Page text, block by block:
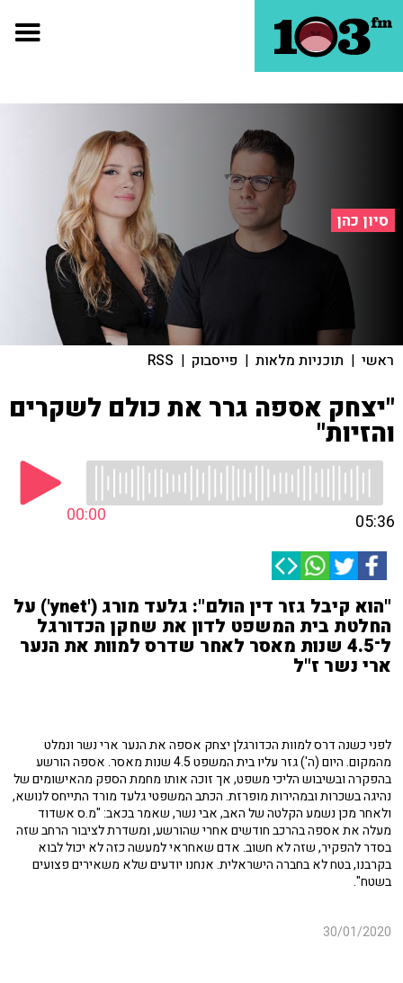
סיון כהן
ראשי | תוכניות מלאות | פייסבוק |
RSS
"יצחק אספה גרר את כולם לשקרים
והזיות"
00:00 05:36
"הוא קיבל גזר דין הולם": גלעד מורג ('ynet') על
החלטת בית המשפט לדון את שחקן הכדורגל
ל־4.5 שנות מאסר לאחר שדרס למוות את הנער
ארי נשר ז"ל
לפני כשנה דרס למוות הכדורגלן יצחק אספה את הנער ארי נשר ונמלט
מהמקום. היום (ה') גזר עליו בית המשפט 4.5 שנות מאסר. אספה הורשע
בהפקרה ובשיבוש הליכי משפט, אך זוכה אותו מחמת הספק מהאישומים של
נהיגה בשכרות ובמהירות מופרזת‎. הכתב המשפטי גלעד מורד התייחס לנושא,
ולאחר מכן נשמע הקלטה של האב, אבי נשר, שאמר בכאב: "מ.ס אשדוד
מעלה את אספה בהרכב חודשים אחרי שהורשע, ומשדרת לציבור הרחב שזה
בסדר להפקיר, שזה לא חשוב. אדם שאחראי למעשה כזה לא יכול לבוא
בקרבנו, בטח לא בחברה הישראלית. אנחנו יודעים שלא משאירים פצועים
בשטח".
30/01/2020